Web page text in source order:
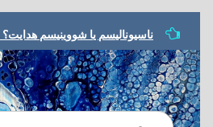
to
content
ناسیونالیسم یا شووینیسم
مشروطه در ترازو، نوشته
معرفی کتاب، یا مرگ یا تجدد،
شعر مشروطه در رویارویی با
به سوی معنای جدید، مروری بر
Search